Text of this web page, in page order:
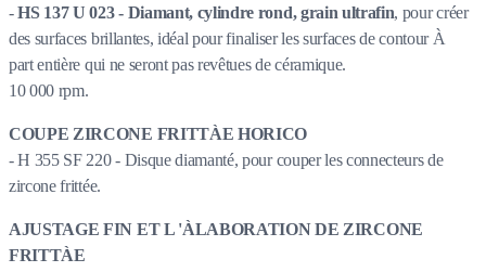
-HS 137 U 023 - Diamant, cylindre rond, grain ultrafin, pour créer
des surfaces brillantes, idéal pour finaliser les surfaces de contour À
part entière qui ne seront pas revêtues de céramique.
10 000 rpm.
COUPE ZIRCONE FRITTÀE HORICO
- H 355 SF 220 - Disque diamanté, pour couper les connecteurs de
zircone frittée.
AJUSTAGE FIN ET L 'ÀLABORATION DE ZIRCONE
FRITTÀE